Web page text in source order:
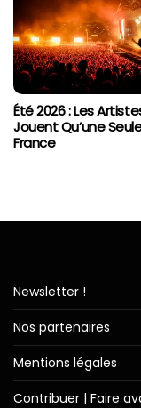
Été 2026 : Les
Jouent Qu’une
France
Newsletter !
Nos partenaires
Mentions légales
Contribuer | Faire